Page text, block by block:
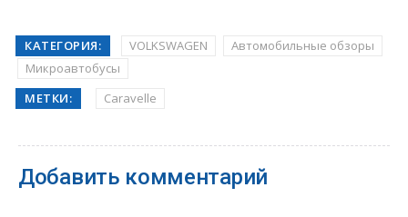
КАТЕГОРИЯ: VOLKSWAGEN
Автомобильные обзоры
Микроавтобусы
МЕТКИ:
Caravelle
Добавить комментарий